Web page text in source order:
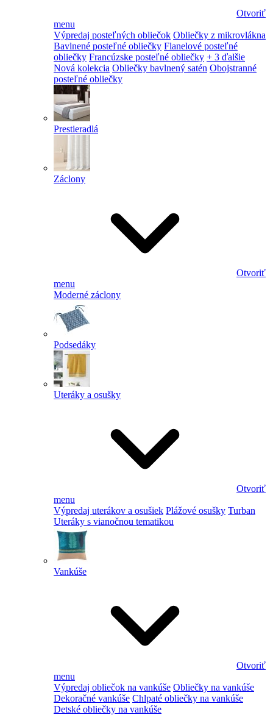
Otvoriť
menu
Výpredaj posteľných obliečok Obliečky z mikrovlákna
Bavlnené posteľné obliečky Flanelové posteľné
obliečky Francúzske posteľné obliečky + 3 ďalšie
Nová kolekcia Obliečky bavlnený satén Obojstranné
posteľné obliečky
Prestieradlá
Záclony
Otvoriť
menu
Moderné záclony
Podsedáky
Uteráky a osušky
Otvoriť
menu
Výpredaj uterákov a osušiek Plážové osušky Turban
Uteráky s vianočnou tematikou
Vankúše
Otvoriť
menu
Výpredaj obliečok na vankúše Obliečky na vankúše
Dekoračné vankúše Chlpaté obliečky na vankúše
Detské obliečky na vankúše